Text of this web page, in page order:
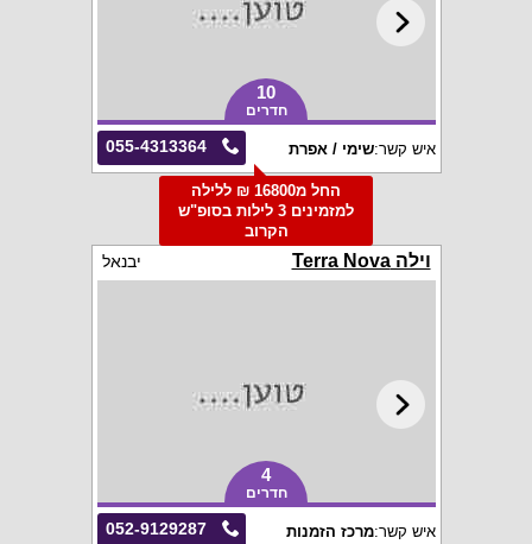
10
חדרים
055-4313364 איש קשר:שימי / אפרת
החל מ16800 ₪ ללילה
למזמינים 3 לילות בסופ"ש
הקרוב
וילה Terra Nova יבנאל
4
חדרים
052-9129287 איש קשר:מרכז הזמנות